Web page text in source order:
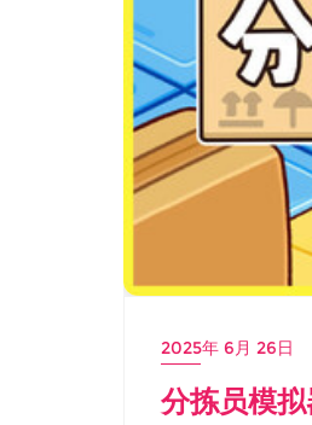
2025年 6月 26日
分拣员模